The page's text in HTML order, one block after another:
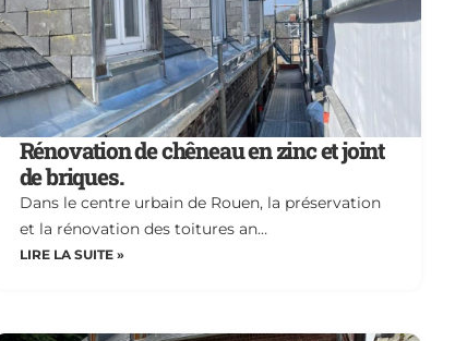
Rénovation de chêneau en zinc et joint
de briques.
Dans le centre urbain de Rouen, la préservation
et la rénovation des toitures an…
LIRE LA SUITE »